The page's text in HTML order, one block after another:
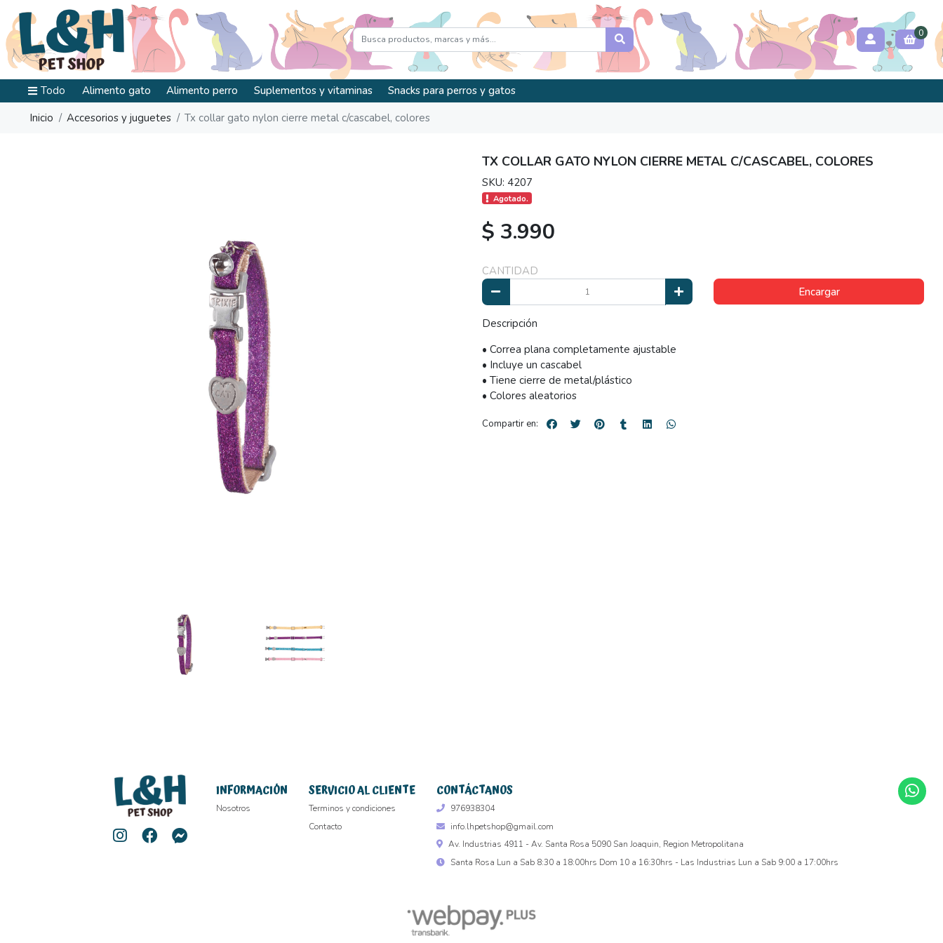
0
Todo Alimento gato Alimento perro Suplementos y vitaminas
Snacks para perros y gatos
Inicio
Accesorios y juguetes Tx collar gato nylon cierre metal c/cascabel, colores
TX COLLAR GATO NYLON CIERRE METAL C/CASCABEL, COLORES
SKU: 4207
Agotado.
$ 3.990
CANTIDAD
Encargar
Descripción
• Correa plana completamente ajustable
• Incluye un cascabel
• Tiene cierre de metal/plástico
• Colores aleatorios
Compartir en:
INFORMACIÓN
Nosotros
SERVICIO AL CLIENTE
Terminos y condiciones
Contacto
CONTÁCTANOS
976938304
info.lhpetshop@gmail.com
Av. Industrias 4911 - Av. Santa Rosa 5090 San Joaquin, Region Metropolitana
Santa Rosa Lun a Sab 8:30 a 18:00hrs Dom 10 a 16:30hrs - Las Industrias Lun a Sab 9:00 a 17:00hrs